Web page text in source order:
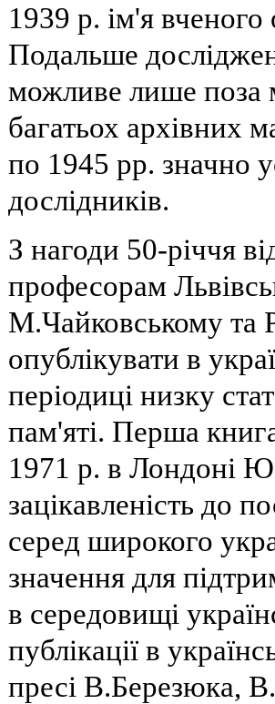
1939 р. ім'я
Подальше
можливе лише
багатьох архівних
по 1945 рр. значно
дослідників.
З нагоди 50-річчя
професорам
М.Чайковському та
опублікувати в
періодиці низку
пам'яті. Перша
1971 р. в Лондоні
зацікавленість до
серед широкого
значення для
в середовищі
публікації в
пресі В.Березюка,